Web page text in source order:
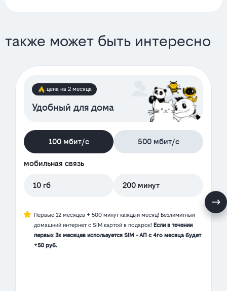
также может быть интересно
цена на 2 месяца
Удобный для дома
100 мбит/с 500 мбит/с
мобильная связь
10 гб 200 минут
Первые 12 месяцев + 500 минут каждый месяц! Безлимитный
домашний интернет с SIM картой в подарок! Если в течении
первых 3х месяцев используется SIM - АП с 4го месяца будет
+50 руб.